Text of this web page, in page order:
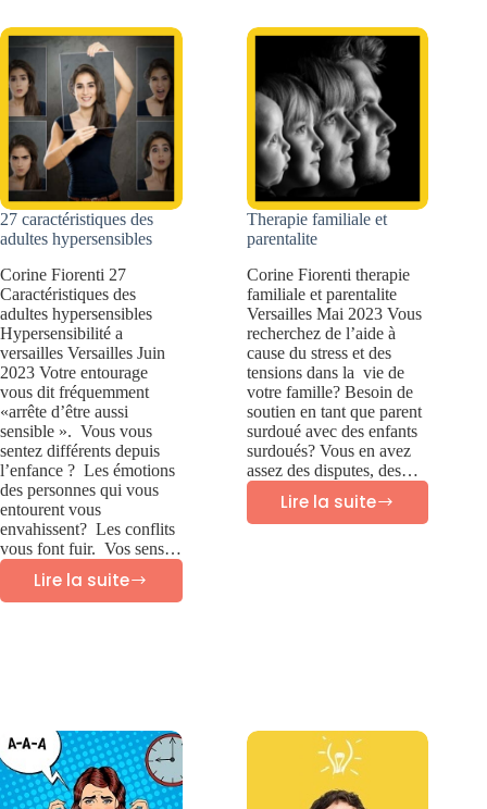
créatifs
empathiques
et
créatifs
27 caractéristiques des
adultes hypersensibles
Corine Fiorenti 27
Caractéristiques des
adultes hypersensibles
Hypersensibilité a
versailles Versailles Juin
2023 Votre entourage
vous dit fréquemment
«arrête d’être aussi
sensible ». Vous vous
sentez différents depuis
l’enfance ? Les émotions
des personnes qui vous
entourent vous
envahissent? Les conflits
vous font fuir. Vos sens…
Lire la suite
hypersensibles
Therapie familiale et
parentalite
Corine Fiorenti therapie
familiale et parentalite
Versailles Mai 2023 Vous
recherchez de l’aide à
cause du stress et des
tensions dans la vie de
votre famille? Besoin de
soutien en tant que parent
surdoué avec des enfants
surdoués? Vous en avez
assez des disputes, des…
Lire la suite